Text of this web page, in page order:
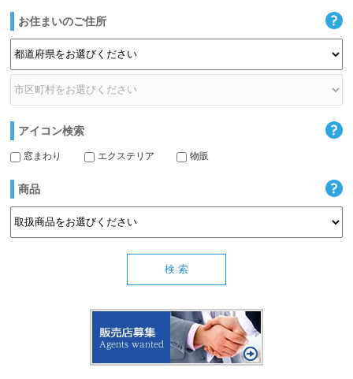
お住まいのご住所
アイコン検索
窓まわり エクステリア 物販
商品